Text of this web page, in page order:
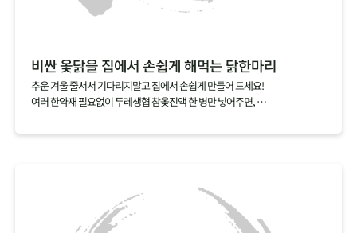
비싼 옻닭을 집에서 손쉽게 해먹는 닭한마리
추운 겨울 줄서서 기다리지말고 집에서 손쉽게 만들어 드세요!
여러 한약재 필요없이 두레생협 참옻진액 한 병만 넣어주면,
있답니다.